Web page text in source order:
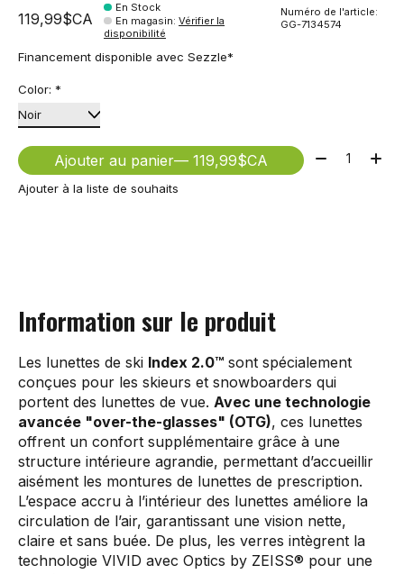
119,99$CA
En Stock
En magasin:Vérifier la
disponibilité
Numéro de l'article:
GG-7134574
Financement disponible avec Sezzle*
Color: *
Ajouter au panier — 119,99$CA Quantité:
Ajouter à la liste de souhaits
Information sur le produit
Les lunettes de ski Index 2.0™ sont spécialement
conçues pour les skieurs et snowboarders qui
portent des lunettes de vue. Avec une technologie
avancée "over-the-glasses" (OTG), ces lunettes
offrent un confort supplémentaire grâce à une
structure intérieure agrandie, permettant d’accueillir
aisément les montures de lunettes de prescription.
L’espace accru à l’intérieur des lunettes améliore la
circulation de l’air, garantissant une vision nette,
claire et sans buée. De plus, les verres intègrent la
technologie VIVID avec Optics by ZEISS® pour une